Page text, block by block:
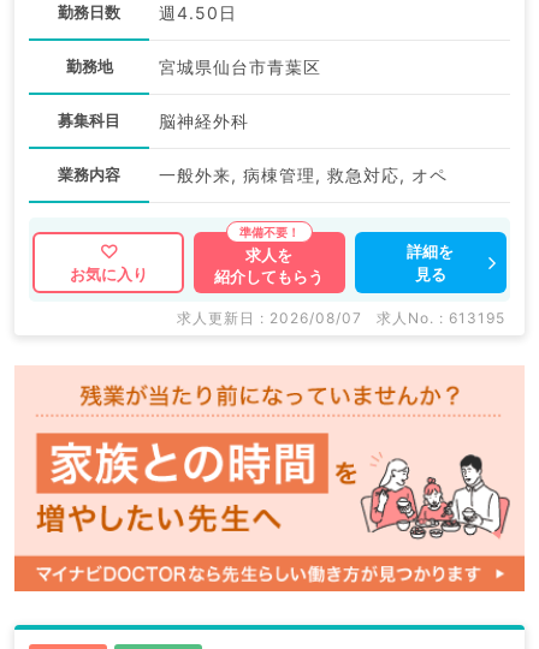
勤務日数 週4.50日
勤務地 宮城県仙台市青葉区
募集科目 脳神経外科
業務内容 一般外来, 病棟管理, 救急対応, オペ
お気に入り
求人を
紹介してもらう
詳細を
見る
求人更新日 : 2026/08/07 求人No. : 613195